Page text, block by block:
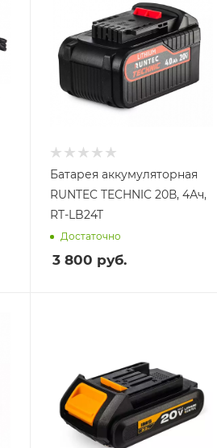
Батарея аккумуляторная
RUNTEC TECHNIC 20В, 4Ач,
RT-LB24T
Достаточно
3 800 руб.